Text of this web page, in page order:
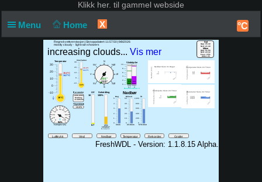
Klikk her. til gammel webside
Menu Home X °C